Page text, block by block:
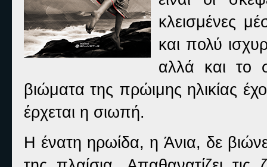
κλεισμένες
και πολύ
αλλά
και το
βιώματα της πρώιμης ηλικίας
έρχεται η σιωπή.
Η ένατη ηρωίδα, η Άνια, δε